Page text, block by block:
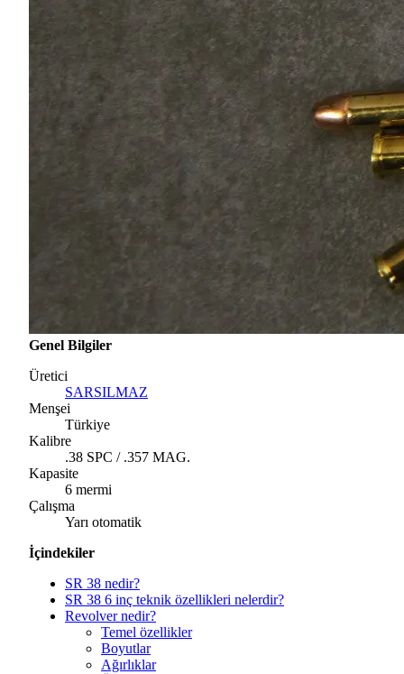
Genel Bilgiler
Üretici
SARSILMAZ
Menşei
Türkiye
Kalibre
.38 SPC / .357 MAG.
Kapasite
6 mermi
Çalışma
Yarı otomatik
İçindekiler
SR 38 nedir?
SR 38 6 inç teknik özellikleri nelerdir?
Revolver nedir?
Temel özellikler
Boyutlar
Ağırlıklar